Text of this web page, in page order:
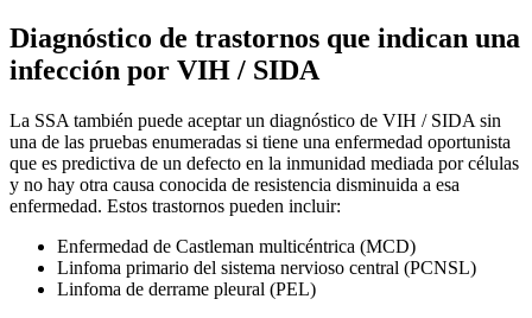
Diagnóstico de trastornos que indican una
infección por VIH / SIDA
La SSA también puede aceptar un diagnóstico de VIH / SIDA sin
una de las pruebas enumeradas si tiene una enfermedad oportunista
que es predictiva de un defecto en la inmunidad mediada por células
y no hay otra causa conocida de resistencia disminuida a esa
enfermedad. Estos trastornos pueden incluir:
Enfermedad de Castleman multicéntrica (MCD)
Linfoma primario del sistema nervioso central (PCNSL)
Linfoma de derrame pleural (PEL)